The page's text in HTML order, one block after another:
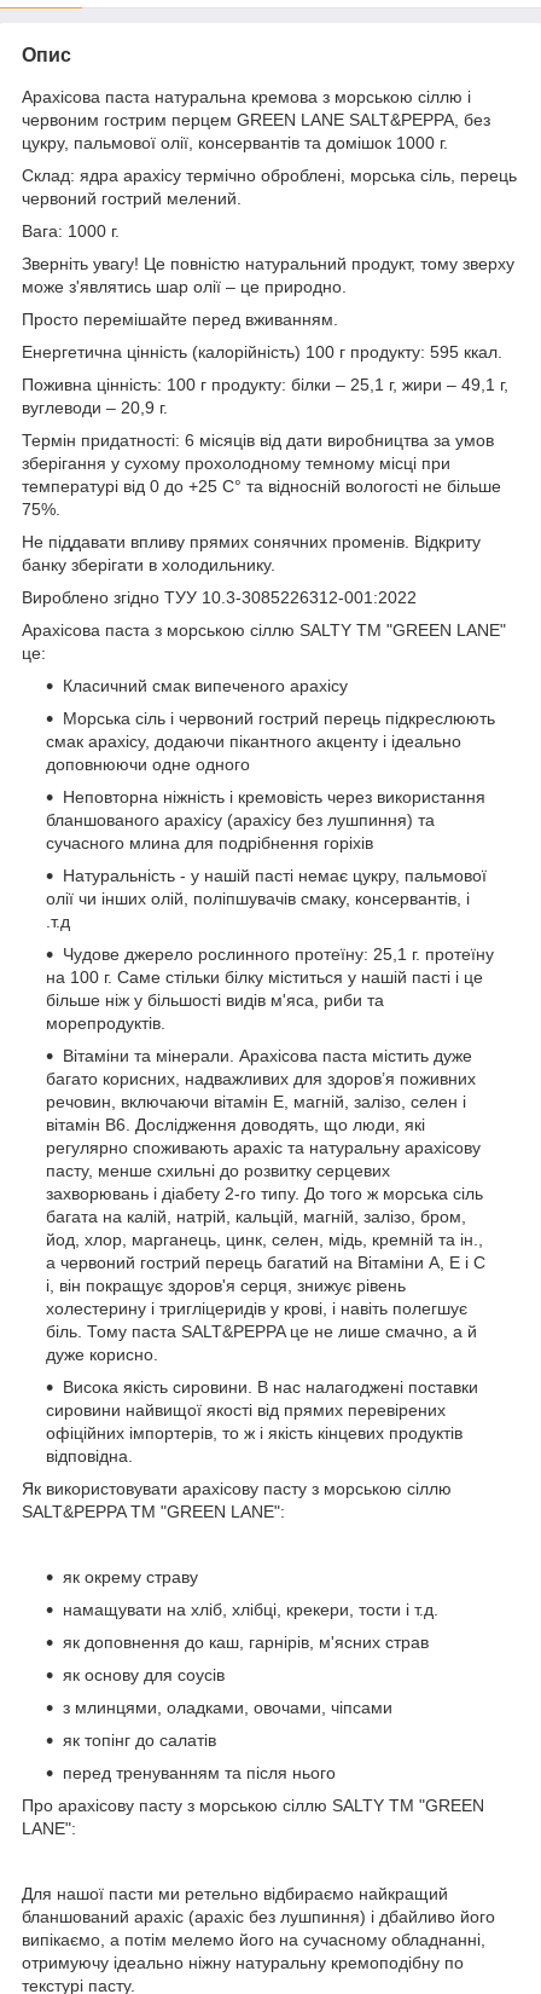
Опис
Арахісова паста натуральна кремова з морською сіллю і
червоним гострим перцем GREEN LANE SALT&PEPPA, без
цукру, пальмової олії, консервантів та домішок 1000 г.
Склад: ядра арахісу термічно оброблені, морська сіль, перець
червоний гострий мелений.
Вага: 1000 г.
Зверніть увагу! Це повністю натуральний продукт, тому зверху
може з'являтись шар олії – це природно.
Просто перемішайте перед вживанням.
Енергетична цінність (калорійність) 100 г продукту: 595 ккал.
Поживна цінність: 100 г продукту: білки – 25,1 г, жири – 49,1 г,
вуглеводи – 20,9 г.
Термін придатності: 6 місяців від дати виробництва за умов
зберігання у сухому прохолодному темному місці при
температурі від 0 до +25 С° та відносній вологості не більше
75%.
Не піддавати впливу прямих сонячних променів. Відкриту
банку зберігати в холодильнику.
Вироблено згідно ТУУ 10.3-3085226312-001:2022
Арахісова паста з морською сіллю SALTY ТМ "GREEN LANE"
це:
Класичний смак випеченого арахісу
Морська сіль і червоний гострий перець підкреслюють
смак арахісу, додаючи пікантного акценту і ідеально
доповнюючи одне одного
Неповторна ніжність і кремовість через використання
бланшованого арахісу (арахісу без лушпиння) та
сучасного млина для подрібнення горіхів
Натуральність - у нашій пасті немає цукру, пальмової
олії чи інших олій, поліпшувачів смаку, консервантів, і
.т.д
Чудове джерело рослинного протеїну: 25,1 г. протеїну
на 100 г. Саме стільки білку міститься у нашій пасті і це
більше ніж у більшості видів м'яса, риби та
морепродуктів.
Вітаміни та мінерали. Арахісова паста містить дуже
багато корисних, надважливих для здоров’я поживних
речовин, включаючи вітамін Е, магній, залізо, селен і
вітамін В6. Дослідження доводять, що люди, які
регулярно споживають арахіс та натуральну арахісову
пасту, менше схильні до розвитку серцевих
захворювань і діабету 2-го типу. До того ж морська сіль
багата на калій, натрій, кальцій, магній, залізо, бром,
йод, хлор, марганець, цинк, селен, мідь, кремній та ін.,
а червоний гострий перець багатий на Вітаміни А, Е і С
і, він покращує здоров'я серця, знижує рівень
холестерину і тригліцеридів у крові, і навіть полегшує
біль. Тому паста SALT&PEPPA це не лише смачно, а й
дуже корисно.
Висока якість сировини. В нас налагоджені поставки
сировини найвищої якості від прямих перевірених
офіційних імпортерів, то ж і якість кінцевих продуктів
відповідна.
Як використовувати арахісову пасту з морською сіллю
SALT&PEPPA TM "GREEN LANE":
як окрему страву
намащувати на хліб, хлібці, крекери, тости і т.д.
як доповнення до каш, гарнірів, м'ясних страв
як основу для соусів
з млинцями, оладками, овочами, чіпсами
як топінг до салатів
перед тренуванням та після нього
Про арахісову пасту з морською сіллю SALTY ТМ "GREEN
LANE":
Для нашої пасти ми ретельно відбираємо найкращий
бланшований арахіс (арахіс без лушпиння) і дбайливо його
випікаємо, а потім мелемо його на сучасному обладнанні,
отримуючу ідеально ніжну натуральну кремоподібну по
текстурі пасту.